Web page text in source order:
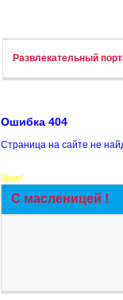
Развлекательный
Ошибка 404
Страница на сайте не
New!
С масленицей !